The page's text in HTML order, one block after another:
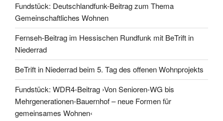
Fundstück: Deutschlandfunk-Beitrag zum Thema
Gemeinschaftliches Wohnen
Fernseh-Beitrag im Hessischen Rundfunk mit BeTrift in
Niederrad
BeTrift in Niederrad beim 5. Tag des offenen Wohnprojekts
Fundstück: WDR4-Beitrag ›Von Senioren-WG bis
Mehrgenerationen-Bauernhof – neue Formen für
gemeinsames Wohnen‹